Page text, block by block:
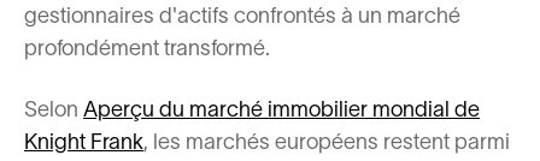
gestionnaires d'actifs confrontés à un marché
profondément transformé.
Selon Aperçu du marché immobilier mondial de
Knight Frank, les marchés européens restent parmi